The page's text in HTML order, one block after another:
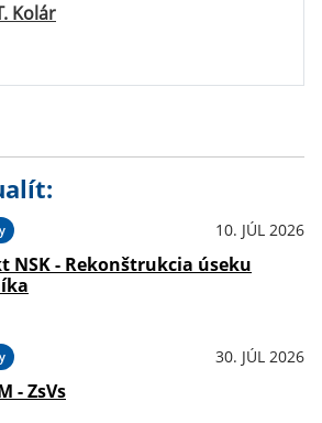
Kolár
10. JÚL 2026
NSK - Rekonštrukcia úseku
30. JÚL 2026
- ZsVs